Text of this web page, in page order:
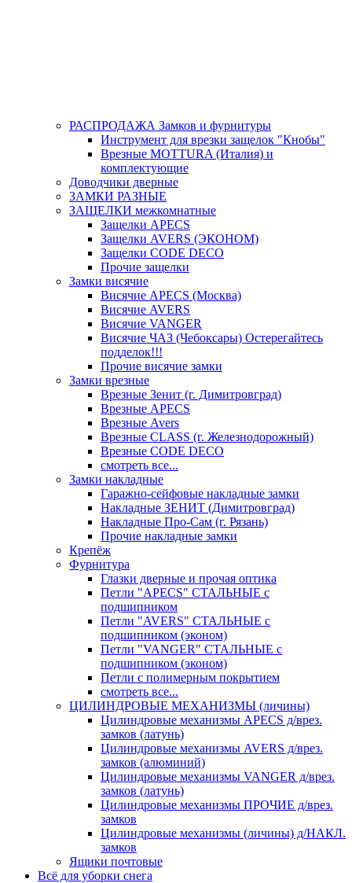
РАСПРОДАЖА Замков и фурнитуры
Инструмент для врезки защелок "Кнобы"
Врезные MOTTURA (Италия) и
комплектующие
Доводчики дверные
ЗАМКИ РАЗНЫЕ
ЗАЩЕЛКИ межкомнатные
Защелки APECS
Защелки AVERS (ЭКОНОМ)
Защелки CODE DECO
Прочие защелки
Замки висячие
Висячие APECS (Москва)
Висячие AVERS
Висячие VANGER
Висячие ЧАЗ (Чебоксары) Остерегайтесь
подделок!!!
Прочие висячие замки
Замки врезные
Врезные Зенит (г. Димитровград)
Врезные APECS
Врезные Avers
Врезные CLASS (г. Железнодорожный)
Врезные CODE DECO
смотреть все...
Замки накладные
Гаражно-сейфовые накладные замки
Накладные ЗЕНИТ (Димитровград)
Накладные Про-Сам (г. Рязань)
Прочие накладные замки
Крепёж
Фурнитура
Глазки дверные и прочая оптика
Петли "APECS" СТАЛЬНЫЕ с
подшипником
Петли "AVERS" СТАЛЬНЫЕ с
подшипником (эконом)
Петли "VANGER" СТАЛЬНЫЕ с
подшипником (эконом)
Петли с полимерным покрытием
смотреть все...
ЦИЛИНДРОВЫЕ МЕХАНИЗМЫ (личины)
Цилиндровые механизмы APECS д/врез.
замков (латунь)
Цилиндровые механизмы AVERS д/врез.
замков (алюминий)
Цилиндровые механизмы VANGER д/врез.
замков (латунь)
Цилиндровые механизмы ПРОЧИЕ д/врез.
замков
Цилиндровые механизмы (личины) д/НАКЛ.
замков
Ящики почтовые
Всё для уборки снега